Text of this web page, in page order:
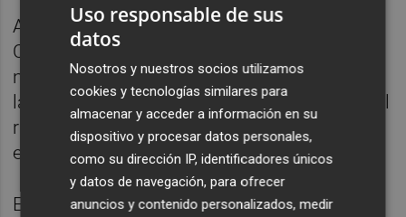
Ambos sucederán al experto José Manuel
Clamagirand, que señaló que no ha existido
ninguna planificación que tuviera en cuenta
la tensión del sistema eléctrico, y advirtió del
riesgo que supone tener un solo tipo de
energía funcionando.
En el plan de trabajo de esta comisión se
Uso responsable de sus
datos
Nosotros y nuestros socios utilizamos
cookies y tecnologías similares para
almacenar y acceder a información en su
dispositivo y procesar datos personales,
como su dirección IP, identificadores únicos
y datos de navegación, para ofrecer
anuncios y contenido personalizados, medir